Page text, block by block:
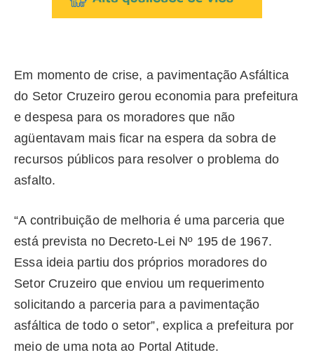
Em momento de crise, a pavimentação Asfáltica
do Setor Cruzeiro gerou economia para prefeitura
e despesa para os moradores que não
agüentavam mais ficar na espera da sobra de
recursos públicos para resolver o problema do
asfalto.
“A contribuição de melhoria é uma parceria que
está prevista no Decreto-Lei Nº 195 de 1967.
Essa ideia partiu dos próprios moradores do
Setor Cruzeiro que enviou um requerimento
solicitando a parceria para a pavimentação
asfáltica de todo o setor”, explica a prefeitura por
meio de uma nota ao Portal Atitude.